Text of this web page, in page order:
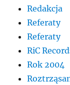
Redakcja
Referaty
Referaty
RiC
Rok 2004